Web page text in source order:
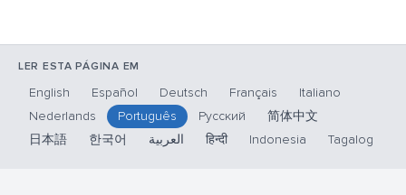
LER ESTA PÁGINA EM
English Español Deutsch Français
Italiano
Nederlands
Português Русский
简体中文
日本語
한국어 العربية हिन्दी Indonesia Tagalog